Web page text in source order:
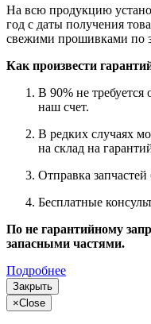
На всю продукцию
год с даты получения
свежими прошивками по
Как произвести
В 90% не требуется
наш счет.
В редких случаях
на склад на
Отправка запчастей
Бесплатные
По не гарантийному
запасными частями.
Подробнее
Закрыть
×Close